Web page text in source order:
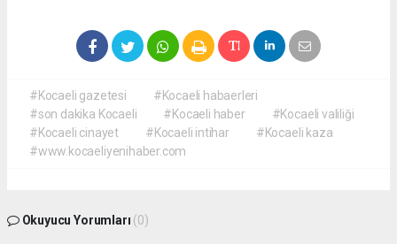
#Kocaeli gazetesi
#Kocaeli habaerleri
#son dakika Kocaeli
#Kocaeli haber
#Kocaeli valiliği
#Kocaeli cinayet
#Kocaeli intihar
#Kocaeli kaza
#www.kocaeliyenihaber.com
Okuyucu Yorumları (0)